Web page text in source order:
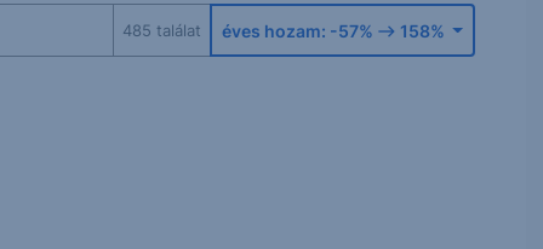
485 találat éves hozam: -57% 158%